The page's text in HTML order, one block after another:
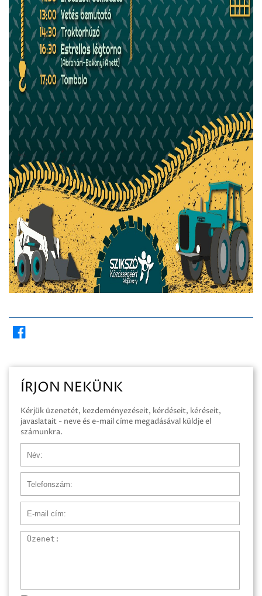
ÍRJON NEKÜNK
Kérjük üzenetét, kezdeményezéseit, kérdéseit, kéréseit,
javaslatait - neve és e-mail címe megadásával küldje el
számunkra.
Üzenet